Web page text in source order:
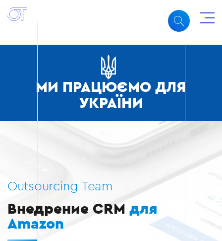
МИ ПРАЦЮЄМО ДЛЯ
УКРАЇНИ
Outsourcing Team
Внедрение CRM для
Amazon